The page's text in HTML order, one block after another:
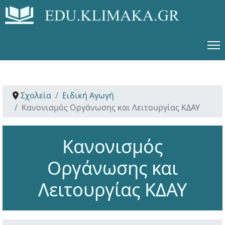
Σχολεία
Ειδική Αγωγή
Κανονισμός Οργάνωσης και Λειτουργίας ΚΔΑΥ
Κανονισμός
Οργάνωσης και
Λειτουργίας ΚΔΑΥ